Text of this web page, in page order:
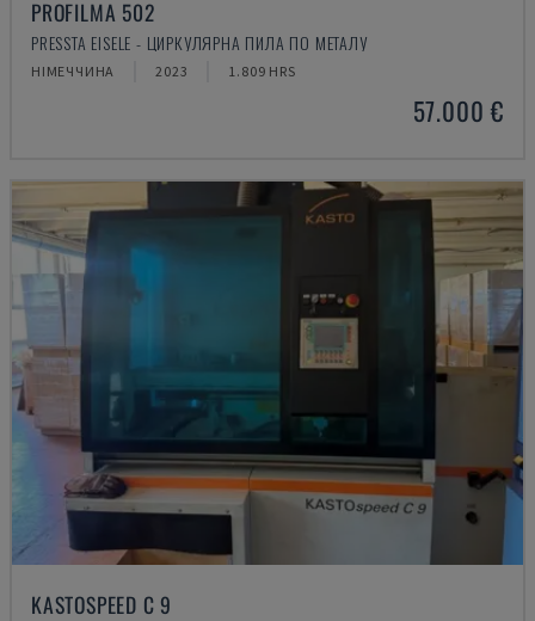
PROFILMA 502
PRESSTA EISELE - ЦИРКУЛЯРНА ПИЛА ПО МЕТАЛУ
НІМЕЧЧИНА 2023 1.809 HRS
57.000 €
KASTOSPEED C 9